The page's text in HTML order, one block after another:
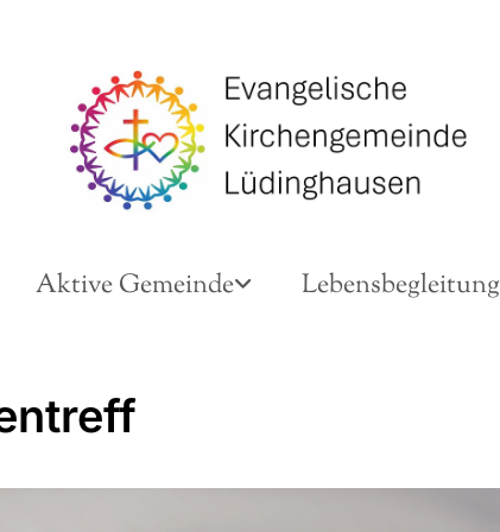
Aktive Gemeinde Lebensbegleitung